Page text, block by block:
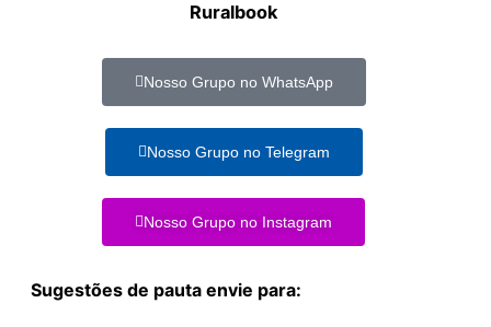
Ruralbook
Nosso Grupo no WhatsApp
Nosso Grupo no Telegram
Nosso Grupo no Instagram
Sugestões de pauta envie para: